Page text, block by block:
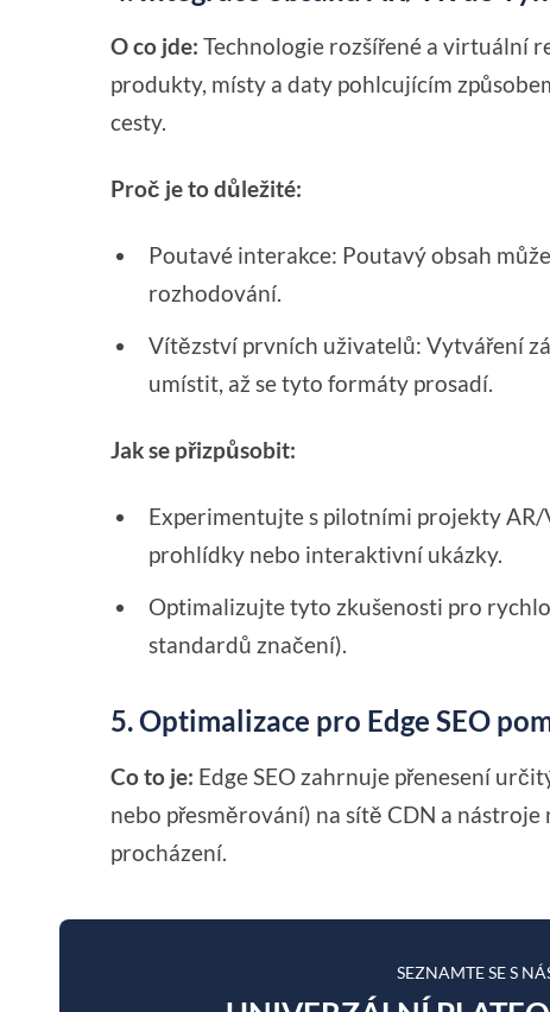
O co jde: Technologie rozšířené a virtuální
produkty, místy a daty pohlcujícím
cesty.
Proč je to důležité:
Poutavé interakce: Poutavý obsah
rozhodování.
Vítězství prvních uživatelů: Vytváření
umístit, až se tyto formáty prosadí.
Jak se přizpůsobit:
Experimentujte s pilotními projekty
prohlídky nebo interaktivní ukázky.
Optimalizujte tyto zkušenosti pro
standardů značení).
5. Optimalizace pro Edge SEO
Co to je: Edge SEO zahrnuje přenesení
nebo přesměrování) na sítě CDN a
procházení.
SEZNAMTE SE S